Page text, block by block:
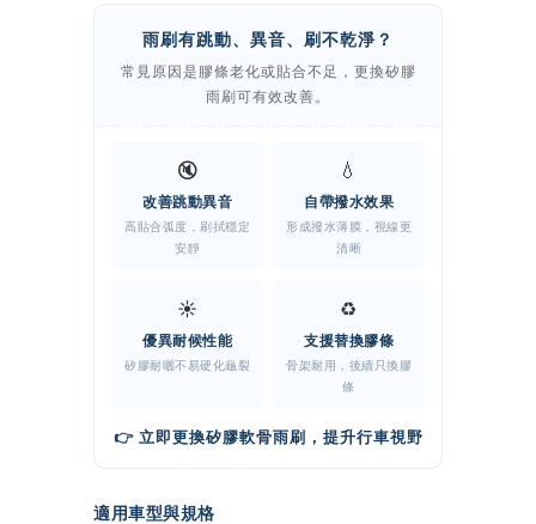
雨刷有跳動、異音、刷不乾淨？
常見原因是膠條老化或貼合不足，更換矽膠
雨刷可有效改善。
🔇
改善跳動異音
高貼合弧度，刷拭穩定
安靜
💧
自帶撥水效果
形成撥水薄膜，視線更
清晰
☀️
優異耐候性能
矽膠耐曬不易硬化龜裂
♻️
支援替換膠條
骨架耐用，後續只換膠
條
👉 立即更換矽膠軟骨雨刷，提升行車視野
適用車型與規格